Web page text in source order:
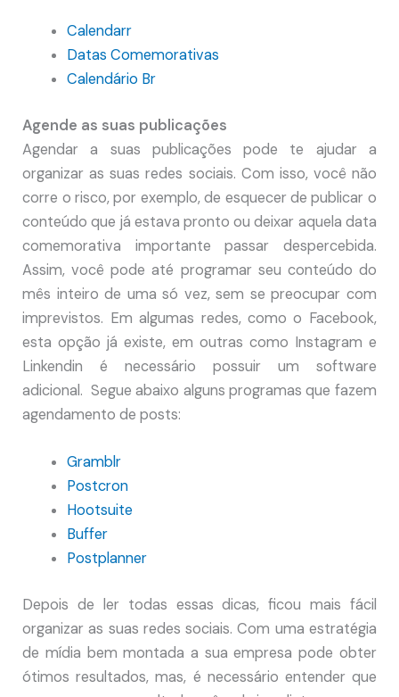
Calendarr
Datas Comemorativas
Calendário Br
Agende as suas publicações
Agendar a suas publicações pode te ajudar a
organizar as suas redes sociais. Com isso, você não
corre o risco, por exemplo, de esquecer de publicar o
conteúdo que já estava pronto ou deixar aquela data
comemorativa importante passar despercebida.
Assim, você pode até programar seu conteúdo do
mês inteiro de uma só vez, sem se preocupar com
imprevistos. Em algumas redes, como o Facebook,
esta opção já existe, em outras como Instagram e
Linkendin é necessário possuir um software
adicional. Segue abaixo alguns programas que fazem
agendamento de posts:
Gramblr
Postcron
Hootsuite
Buffer
Postplanner
Depois de ler todas essas dicas, ficou mais fácil
organizar as suas redes sociais. Com uma estratégia
de mídia bem montada a sua empresa pode obter
ótimos resultados, mas, é necessário entender que